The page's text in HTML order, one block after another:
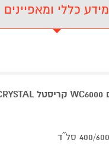
מידע כללי ומאפיינים